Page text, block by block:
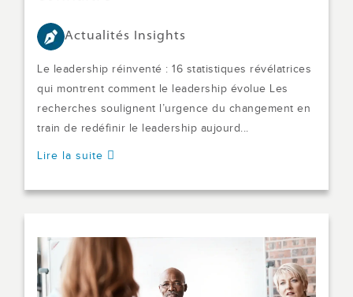
Actualités Insights
Le leadership réinventé : 16 statistiques révélatrices
qui montrent comment le leadership évolue Les
recherches soulignent l’urgence du changement en
train de redéfinir le leadership aujourd...
Lire la suite